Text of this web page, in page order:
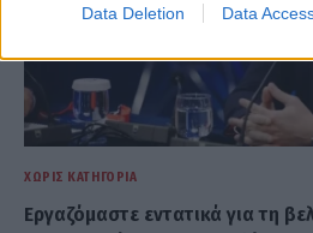
Data Deletion Data
ΧΩΡΊΣ ΚΑΤΗΓΟΡΊΑ
Εργαζόμαστε εντατικά για τη